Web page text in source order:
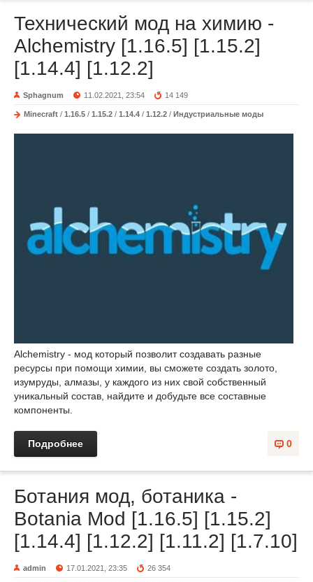
Технический мод на химию -
Alchemistry [1.16.5] [1.15.2]
[1.14.4] [1.12.2]
Sphagnum 11.02.2021, 23:54 14 149
Minecraft / 1.16.5 / 1.15.2 / 1.14.4 / 1.12.2 / Индустриальные моды
Alchemistry - мод который позволит создавать разные
ресурсы при помощи химии, вы сможете создать золото,
изумруды, алмазы, у каждого из них свой собственный
уникальный состав, найдите и добудьте все составные
компоненты.
0
Подробнее
Ботания мод, ботаника -
Botania Mod [1.16.5] [1.15.2]
[1.14.4] [1.12.2] [1.11.2] [1.7.10]
admin 17.01.2021, 23:35 26 354